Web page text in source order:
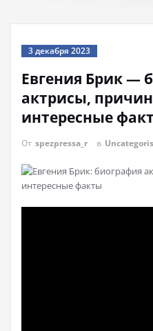
3 декабря 2023
Евгения Брик —
актрисы,
интересные
От spezpressa_r в